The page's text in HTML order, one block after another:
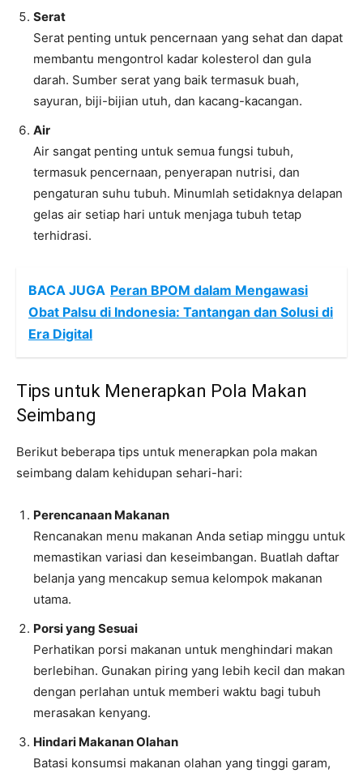
Serat
Serat penting untuk pencernaan yang sehat dan dapat
membantu mengontrol kadar kolesterol dan gula
darah. Sumber serat yang baik termasuk buah,
sayuran, biji-bijian utuh, dan kacang-kacangan.
Air
Air sangat penting untuk semua fungsi tubuh,
termasuk pencernaan, penyerapan nutrisi, dan
pengaturan suhu tubuh. Minumlah setidaknya delapan
gelas air setiap hari untuk menjaga tubuh tetap
terhidrasi.
BACA JUGA Peran BPOM dalam Mengawasi
Obat Palsu di Indonesia: Tantangan dan Solusi di
Era Digital
Tips untuk Menerapkan Pola Makan
Seimbang
Berikut beberapa tips untuk menerapkan pola makan
seimbang dalam kehidupan sehari-hari:
Perencanaan Makanan
Rencanakan menu makanan Anda setiap minggu untuk
memastikan variasi dan keseimbangan. Buatlah daftar
belanja yang mencakup semua kelompok makanan
utama.
Porsi yang Sesuai
Perhatikan porsi makanan untuk menghindari makan
berlebihan. Gunakan piring yang lebih kecil dan makan
dengan perlahan untuk memberi waktu bagi tubuh
merasakan kenyang.
Hindari Makanan Olahan
Batasi konsumsi makanan olahan yang tinggi garam,